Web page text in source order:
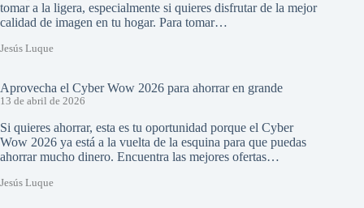
tomar a la ligera, especialmente si quieres disfrutar de la mejor
calidad de imagen en tu hogar. Para tomar…
Jesús Luque
Aprovecha el Cyber Wow 2026 para ahorrar en grande
13 de abril de 2026
Si quieres ahorrar, esta es tu oportunidad porque el Cyber
Wow 2026 ya está a la vuelta de la esquina para que puedas
ahorrar mucho dinero. Encuentra las mejores ofertas…
Jesús Luque